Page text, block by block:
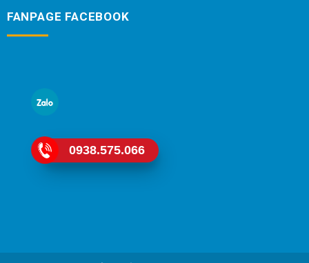
FANPAGE FACEBOOK
0938.575.066